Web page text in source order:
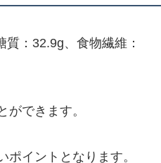
：32.9g、食物繊維：
できます。
イントとなります。